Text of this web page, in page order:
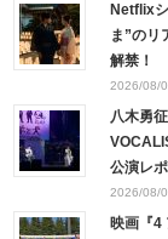
Netflix
ま”のリ
解禁！
2026/08/
八木勇
公演レ
2026/08/
映画『4